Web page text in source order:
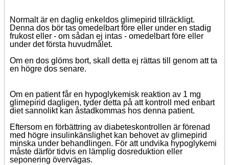
Normalt är en daglig enkeldos glimepirid tillräckligt.
Denna dos bör tas omedelbart före eller under en stadig
frukost eller - om sådan ej intas - omedelbart före eller
under det första huvudmålet.
Om en dos glöms bort, skall detta ej rättas till genom att ta
en högre dos senare.
Om en patient får en hypoglykemisk reaktion av 1 mg
glimepirid dagligen, tyder detta på att kontroll med enbart
diet sannolikt kan åstadkommas hos denna patient.
Eftersom en förbättring av diabeteskontrollen är förenad
med högre insulinkänslighet kan behovet av glimepirid
minska under behandlingen. För att undvika hypoglykemi
måste därför tidvis en lämplig dosreduktion eller
seponering övervägas.